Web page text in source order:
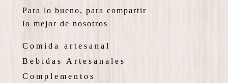
Para lo bueno, para compartir
lo mejor de nosotros
Comida artesanal
Bebidas Artesanales
Complementos